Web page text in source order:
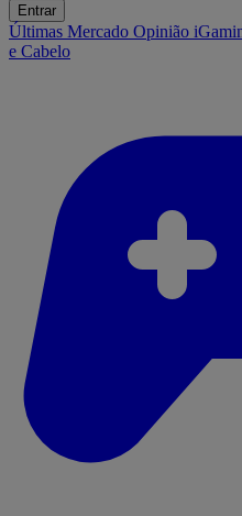
Entrar
Últimas Mercado Opinião
e Cabelo